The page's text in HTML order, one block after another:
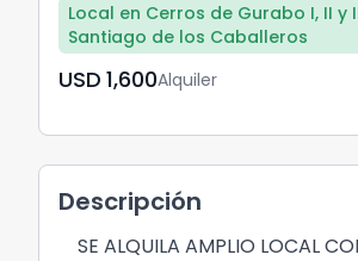
Local en Cerros de Gurabo I, II y
Santiago de los Caballeros
USD	1,600Alquiler
Descripción
SE ALQUILA AMPLIO LOCAL